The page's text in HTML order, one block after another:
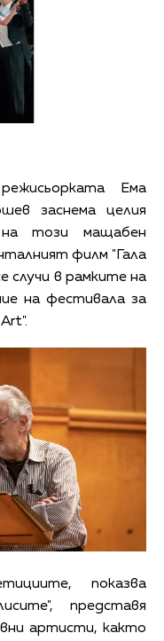
Ема
заснема целия
този мащабен
филм "Гала
случи в рамките на
на фестивала за
показва
представя
артисти, както